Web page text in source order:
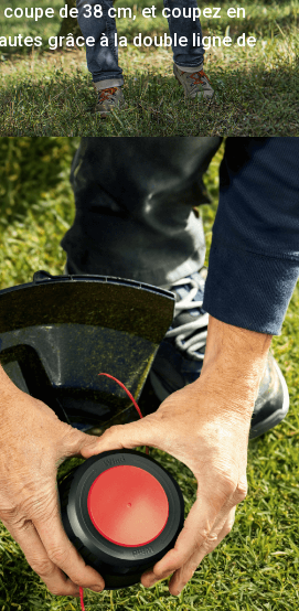
de 38 cm, et coupez en
grâce à la double ligne de